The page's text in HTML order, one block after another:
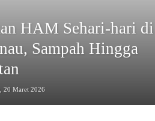
HAM Sehari-hari di
Sampah Hingga
20 Maret 2026